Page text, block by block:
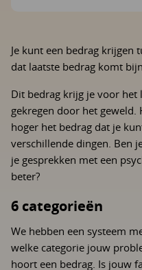
Je kunt een bedrag krijgen
dat laatste bedrag komt
Dit bedrag krijg je voor het
gekregen door het
hoger het bedrag dat je
verschillende dingen. Ben
je gesprekken met een
beter?
6 categorieën
We hebben een systeem
welke categorie jouw
hoort een bedrag. Is jouw